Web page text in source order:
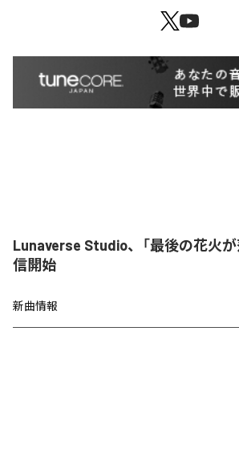
Lunaverse Studio、「最後の花火
信開始
新曲情報